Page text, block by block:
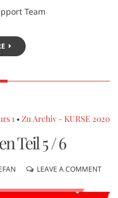
Team
1 • Zu Archiv - KURSE 2020
Teil 5 / 6
LEAVE A COMMENT